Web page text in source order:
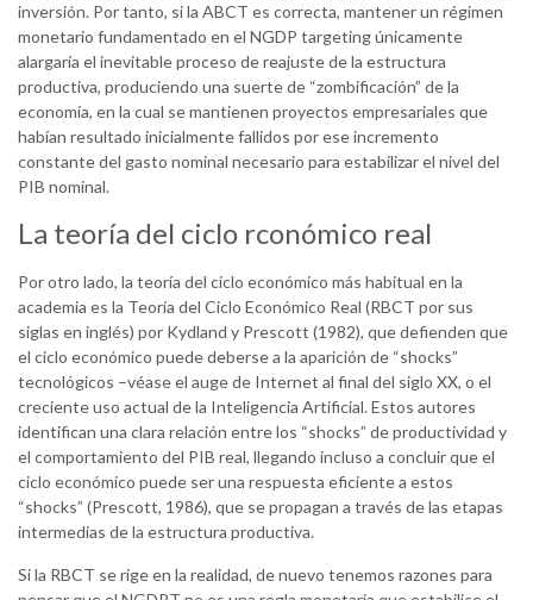
inversión. Por tanto, si la ABCT es correcta, mantener un régimen
monetario fundamentado en el NGDP targeting únicamente
alargaría el inevitable proceso de reajuste de la estructura
productiva, produciendo una suerte de “zombificación” de la
economía, en la cual se mantienen proyectos empresariales que
habían resultado inicialmente fallidos por ese incremento
constante del gasto nominal necesario para estabilizar el nivel del
PIB nominal.
La teoría del ciclo rconómico real
Por otro lado, la teoría del ciclo económico más habitual en la
academia es la Teoría del Ciclo Económico Real (RBCT por sus
siglas en inglés) por Kydland y Prescott (1982), que defienden que
el ciclo económico puede deberse a la aparición de “shocks”
tecnológicos –véase el auge de Internet al final del siglo XX, o el
creciente uso actual de la Inteligencia Artificial. Estos autores
identifican una clara relación entre los “shocks” de productividad y
el comportamiento del PIB real, llegando incluso a concluir que el
ciclo económico puede ser una respuesta eficiente a estos
“shocks” (Prescott, 1986), que se propagan a través de las etapas
intermedias de la estructura productiva.
Si la RBCT se rige en la realidad, de nuevo tenemos razones para